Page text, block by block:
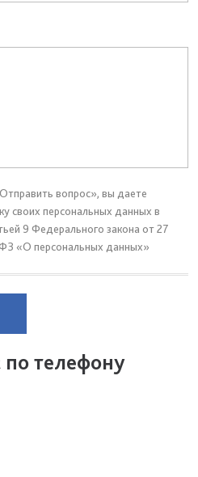
вопрос», вы даете
своих персональных данных в
9 Федерального закона от 27
«О персональных данных»
по телефону